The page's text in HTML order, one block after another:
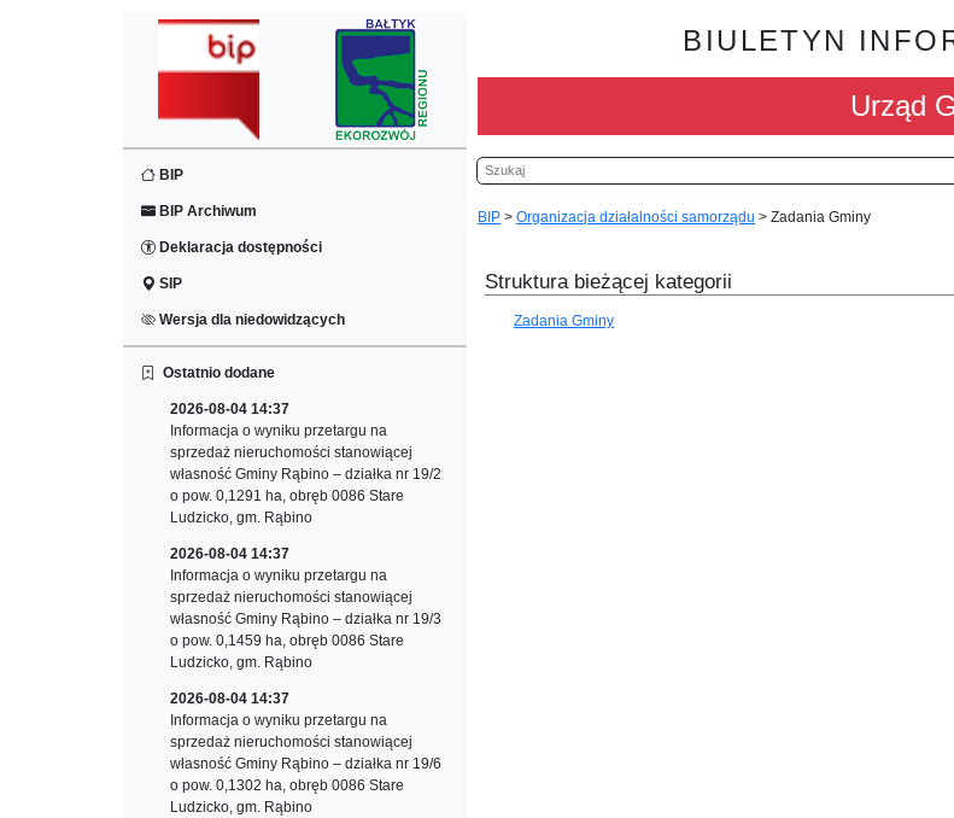
BIP
BIP Archiwum
Deklaracja dostępności
SIP
Wersja dla niedowidzących
Ostatnio dodane
2026-08-04 14:37
Informacja o wyniku przetargu na
sprzedaż nieruchomości stanowiącej
własność Gminy Rąbino – działka nr 19/2
o pow. 0,1291 ha, obręb 0086 Stare
Ludzicko, gm. Rąbino
2026-08-04 14:37
Informacja o wyniku przetargu na
sprzedaż nieruchomości stanowiącej
własność Gminy Rąbino – działka nr 19/3
o pow. 0,1459 ha, obręb 0086 Stare
Ludzicko, gm. Rąbino
2026-08-04 14:37
Informacja o wyniku przetargu na
sprzedaż nieruchomości stanowiącej
własność Gminy Rąbino – działka nr 19/6
o pow. 0,1302 ha, obręb 0086 Stare
Ludzicko, gm. Rąbino
BIULETYN
Urząd
Szukaj
BIP > Organizacja działalności samorządu > Zadania Gminy
Struktura bieżącej kategorii
Zadania Gminy